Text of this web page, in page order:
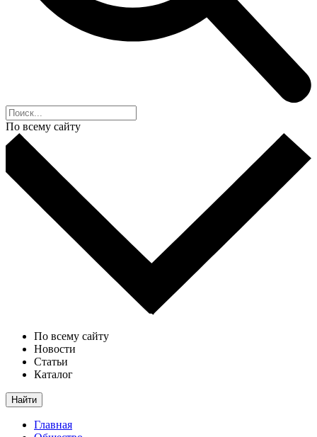
По всему сайту
По всему сайту
Новости
Статьи
Каталог
Найти
Главная